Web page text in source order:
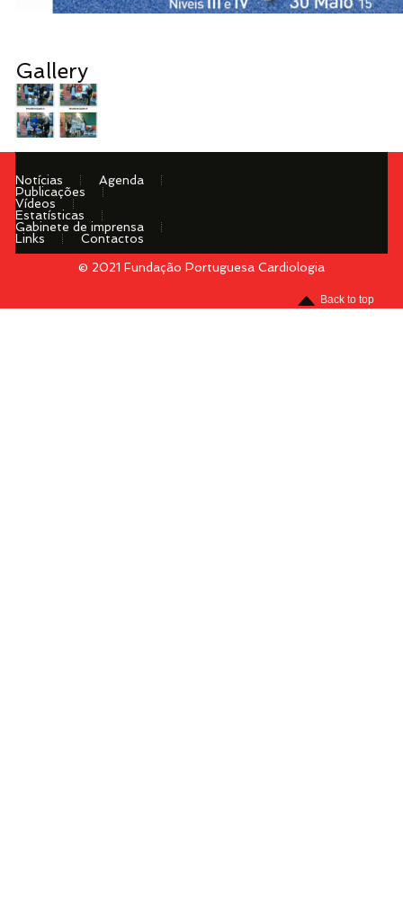
Gallery
Notícias
Agenda
Publicações
Vídeos
Estatísticas
Gabinete de imprensa
Links
Contactos
© 2021 Fundação Portuguesa Cardiologia
Back to top